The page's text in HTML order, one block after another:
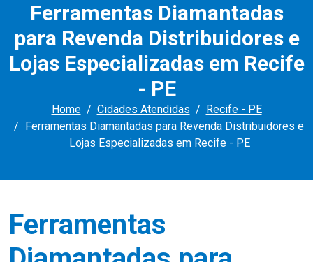
Ferramentas Diamantadas
para Revenda Distribuidores e
Lojas Especializadas em Recife
- PE
Home Cidades Atendidas
Recife - PE
Ferramentas Diamantadas para Revenda Distribuidores e
Lojas Especializadas em Recife - PE
Ferramentas